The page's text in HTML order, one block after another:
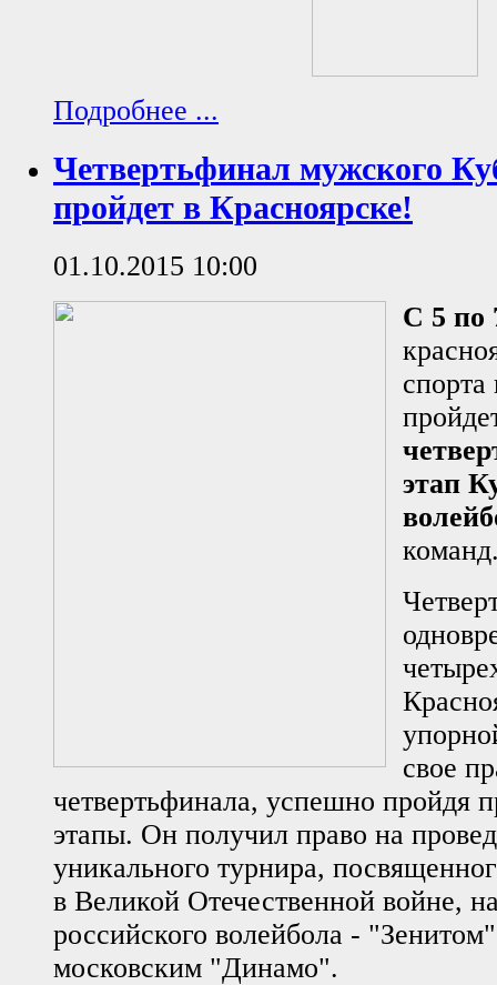
Подробнее ...
Четвертьфинал мужского
пройдет в Красноярске!
01.10.2015 10:00
С 5 по
этап
свое
четвертьфинала, успешно пройдя
этапы. Он получил право на
уникального турнира,
в Великой Отечественной войне,
российского волейбола -
московским "Динамо".